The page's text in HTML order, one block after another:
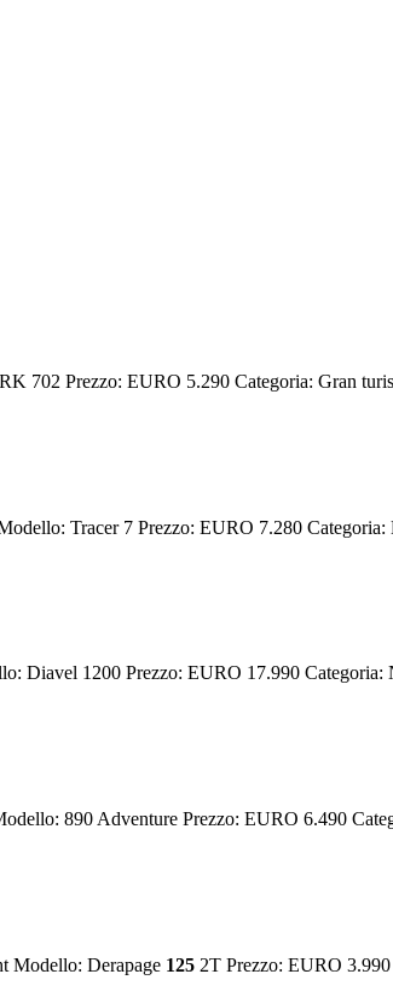
702 Prezzo: EURO 5.290 Categoria: Gran
Tracer 7 Prezzo: EURO 7.280 Categoria:
Diavel 1200 Prezzo: EURO 17.990 Categoria:
890 Adventure Prezzo: EURO 6.490
Modello: Derapage 125 2T Prezzo: EURO 3.990